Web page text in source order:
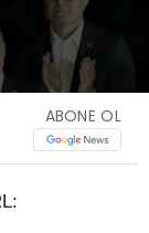
ABONE OL